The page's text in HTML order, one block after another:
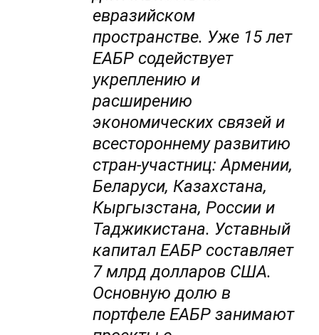
евразийском
пространстве. Уже 15 лет
ЕАБР содействует
укреплению и
расширению
экономических связей и
всестороннему развитию
стран-участниц: Армении,
Беларуси, Казахстана,
Кыргызстана, России и
Таджикистана. Уставный
капитал ЕАБР составляет
7 млрд долларов США.
Основную долю в
портфеле ЕАБР занимают